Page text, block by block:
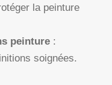
la peinture
peinture :
soignées.